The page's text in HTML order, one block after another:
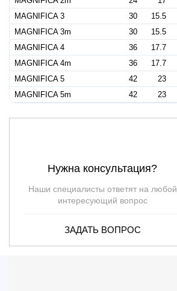
MAGNIFICA 3
30 15.5
MAGNIFICA 3m
30 15.5
MAGNIFICA 4
36 17.7
MAGNIFICA 4m
36 17.7
MAGNIFICA 5
42 23
MAGNIFICA 5m
42 23
Нужна консультация?
Наши специалисты ответят на любой
интересующий вопрос
ЗАДАТЬ ВОПРОС